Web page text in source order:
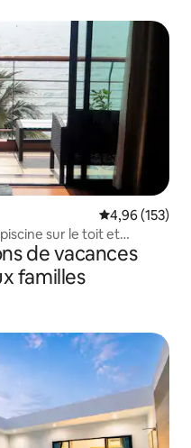
Évaluation
4,96 (153)
sur le toit et
de vacances
familles
appréciés